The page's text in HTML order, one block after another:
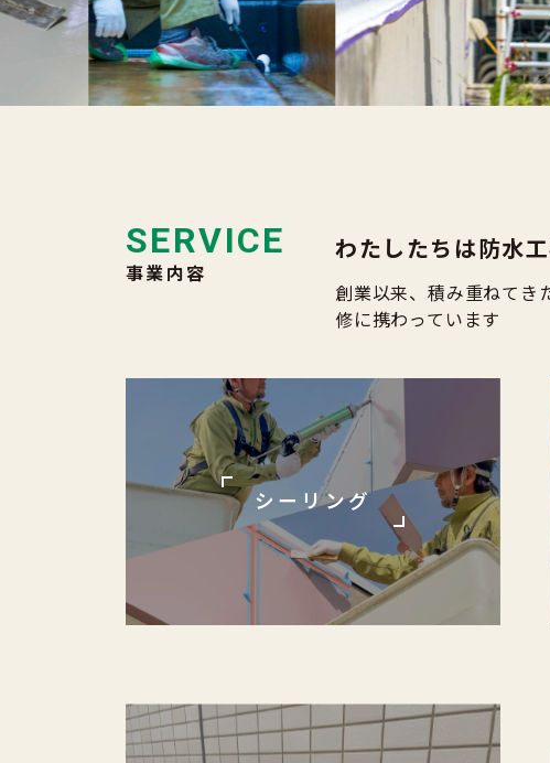
SERVICE
事業内容
わたしたちは防水
創業以来、積み重ねてき
修に携わっています
シーリング